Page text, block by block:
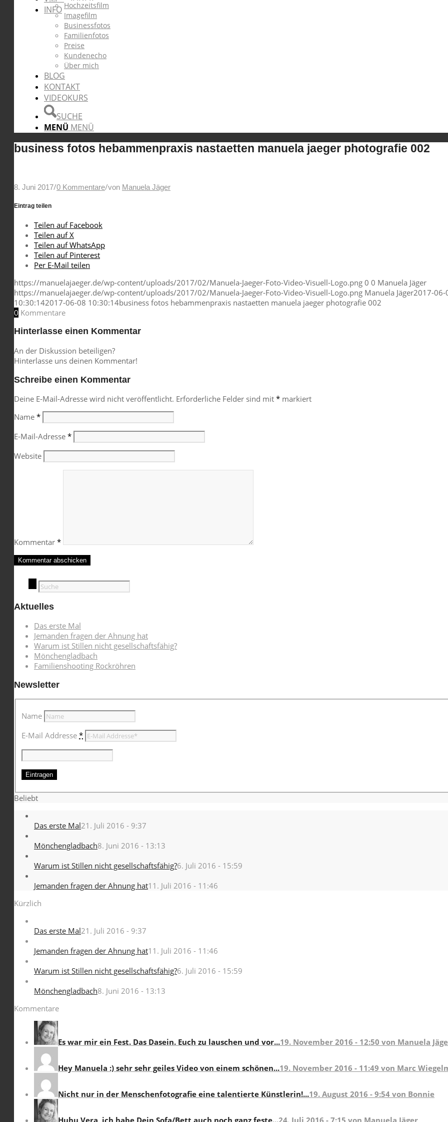
INFO Hochzeitsfilm
Imagefilm
Businessfotos
Familienfotos
Preise
Kundenecho
Über mich
BLOG
KONTAKT
VIDEOKURS
SUCHE
MENÜ MENÜ
business fotos hebammenpraxis nastaetten manuela jaeger photografie 002
8. Juni 2017/0 Kommentare/von Manuela Jäger
Eintrag teilen
Teilen auf Facebook
Teilen auf X
Teilen auf WhatsApp
Teilen auf Pinterest
Per E-Mail teilen
https://manuelajaeger.de/wp-content/uploads/2017/02/Manuela-Jaeger-Foto-Video-Visuell-Logo.png 0 0 Manuela Jäger
https://manuelajaeger.de/wp-content/uploads/2017/02/Manuela-Jaeger-Foto-Video-Visuell-Logo.png Manuela Jäger2017-06-
10:30:142017-06-08 10:30:14business fotos hebammenpraxis nastaetten manuela jaeger photografie 002
0 Kommentare
Hinterlasse einen Kommentar
An der Diskussion beteiligen?
Hinterlasse uns deinen Kommentar!
Schreibe einen Kommentar
Deine E-Mail-Adresse wird nicht veröffentlicht. Erforderliche Felder sind mit * markiert
Name *
E-Mail-Adresse *
Website
Kommentar *
Aktuelles
Das erste Mal
Jemanden fragen der Ahnung hat
Warum ist Stillen nicht gesellschaftsfähig?
Mönchengladbach
Familienshooting Rockröhren
Newsletter
Name
E-Mail Addresse*
Beliebt
Das erste Mal21. Juli 2016 - 9:37
Mönchengladbach8. Juni 2016 - 13:13
Warum ist Stillen nicht gesellschaftsfähig?6. Juli 2016 - 15:59
Jemanden fragen der Ahnung hat11. Juli 2016 - 11:46
Kürzlich
Das erste Mal21. Juli 2016 - 9:37
Jemanden fragen der Ahnung hat11. Juli 2016 - 11:46
Warum ist Stillen nicht gesellschaftsfähig?6. Juli 2016 - 15:59
Mönchengladbach8. Juni 2016 - 13:13
Kommentare
Es war mir ein Fest. Das Dasein. Euch zu lauschen und vor...19. November 2016 - 12:50 von Manuela
Hey Manuela :) sehr sehr geiles Video von einem schönen...19. November 2016 - 11:49 von Marc
Nicht nur in der Menschenfotografie eine talentierte Künstlerin!...19. August 2016 - 9:54 von Bonnie
Huhu Vera, ich habe Dein Sofa/Bett auch noch ganz feste...24. Juli 2016 - 7:15 von Manuela Jäger